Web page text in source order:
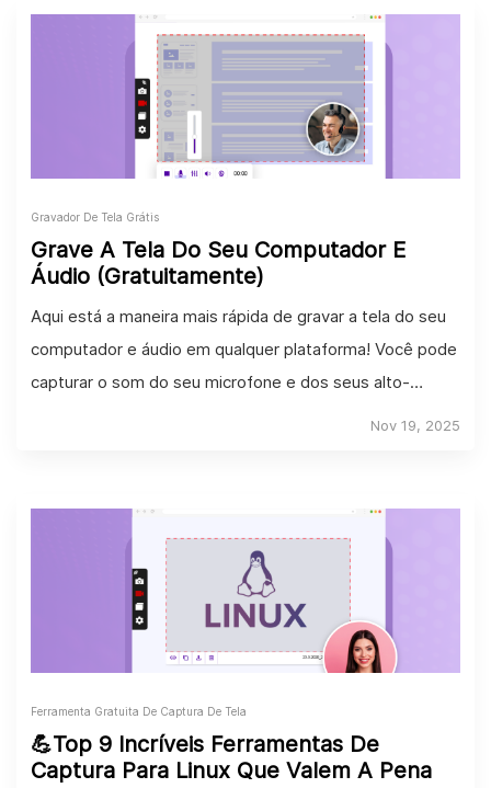
Gravador De Tela Grátis
Grave A Tela Do Seu Computador E
Áudio (Gratuitamente)
Aqui está a maneira mais rápida de gravar a tela do seu
computador e áudio em qualquer plataforma! Você pode
capturar o som do seu microfone e dos seus alto-
Nov 19, 2025
Ferramenta Gratuita De Captura De Tela
💪Top 9 Incríveis Ferramentas De
Captura Para Linux Que Valem A Pena